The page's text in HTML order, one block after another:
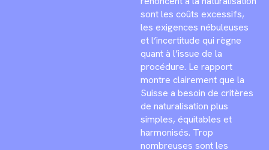
sont les coûts excessifs,
les exigences nébuleuses
et l’incertitude qui règne
quant à l’issue de la
procédure. Le rapport
montre clairement que la
Suisse a besoin de critères
de naturalisation plus
simples, équitables et
harmonisés. Trop
nombreuses sont les